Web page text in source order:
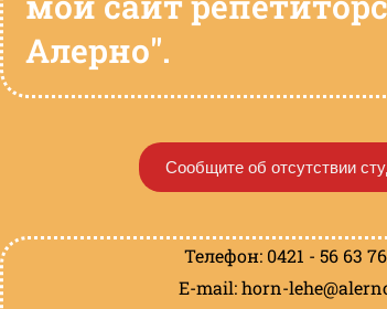
Алерно".
Сообщите об отсутствии
Телефон: 0421 - 56 63
E-mail: horn-